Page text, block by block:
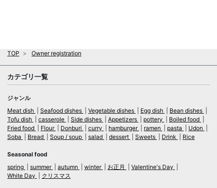
TOP Owner registration
カテゴリ一覧
ジャンル
Meat dish
Seafood dishes Vegetable dishes Egg dish
Bean dishes
Tofu dish
casserole Side dishes Appetizers pottery
Boiled food
Fried food
Flour Donburi curry hamburger ramen pasta
Udon
Soba
Bread Soup / soup salad dessert Sweets Drink Rice
Seasonal food
spring
summer autumn winter お正月
Valentine's Day
White Day
クリスマス